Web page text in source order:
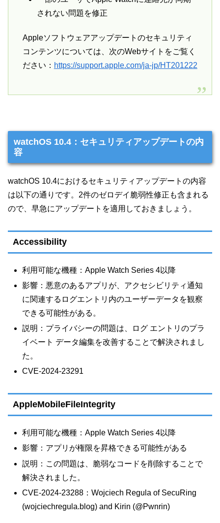
されない問題を修正
Appleソフトウェアアップデートのセキュリティ
コンテンツについては、次のWebサイトをご覧く
ださい： https://support.apple.com/ja-jp/HT201222
watchOS 10.4：セキュリティアップデートの内
容
watchOS 10.4におけるセキュリティアップデートの内容
は以下の通りです。2件のゼロデイ脆弱性修正も含まれる
ので、早急にアップデートを適用しておきましょう。
Accessibility
利用可能な機種：Apple Watch Series 4以降
影響：悪意のあるアプリが、アクセシビリティ通知
に関連するログエントリ内のユーザーデータを観察
できる可能性がある。
説明：プライバシーの問題は、ログ エントリのプラ
イベート データ編集を改善することで解決されまし
た。
CVE-2024-23291
AppleMobileFileIntegrity
利用可能な機種：Apple Watch Series 4以降
影響：アプリが権限を昇格できる可能性がある
説明：この問題は、脆弱なコードを削除することで
解決されました。
CVE-2024-23288：Wojciech Regula of SecuRing
(wojciechregula.blog) and Kirin (@Pwnrin)